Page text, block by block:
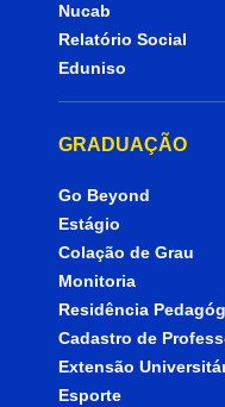
Nucab
Relatório Social
Eduniso
GRADUAÇÃO
Go Beyond
Estágio
Colação de Grau
Monitoria
Residência
Cadastro de
Extensão
Esporte